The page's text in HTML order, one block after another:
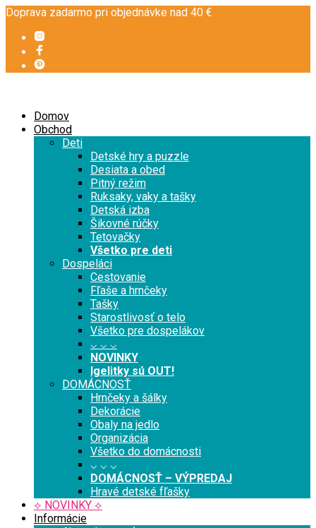
Doprava zadarmo pri objednávke nad 40 €
Domov
Obchod
Deti
Detské hry a puzzle
Desiata a obed
Pitný režim
Ruksaky, vaky a tašky
Detská izba
Šikovné rúčky
Tetovačky
Všetko pre deti
Dospeláci
Cestovanie
Fľaše a hrnčeky
Tašky
Starostlivosť o telo
Všetko pre dospelákov
⌵ ⌵ ⌵
NOVINKY
Igelitky sú OUT!
DOMÁCNOSŤ
Hrnčeky a šálky
Dekorácie
Obaly na jedlo
Organizácia
Všetko do domácnosti
⌵ ⌵ ⌵
DOMÁCNOSŤ – VÝPREDAJ
Hravé detské fľašky
⟡ NOVINKY ⟡
Informácie